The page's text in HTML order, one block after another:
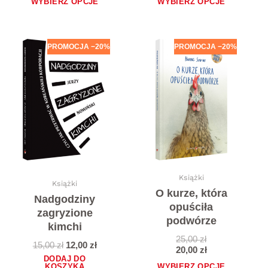
PROMOCJA −20%
Książki
Nadgodziny
zagryzione
kimchi
15,00zł 12,00 zł
DODAJ DO
PROMOCJA −20%
Książki
O kurze, która
opuściła
podwórze
25,00zł
20,00 zł
Ten
produkt
ma
wiele
wariantów.
Opcje
można
wybrać
na
produktu